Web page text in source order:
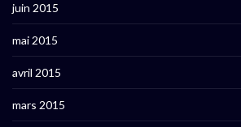
juin 2015
mai 2015
avril 2015
mars 2015